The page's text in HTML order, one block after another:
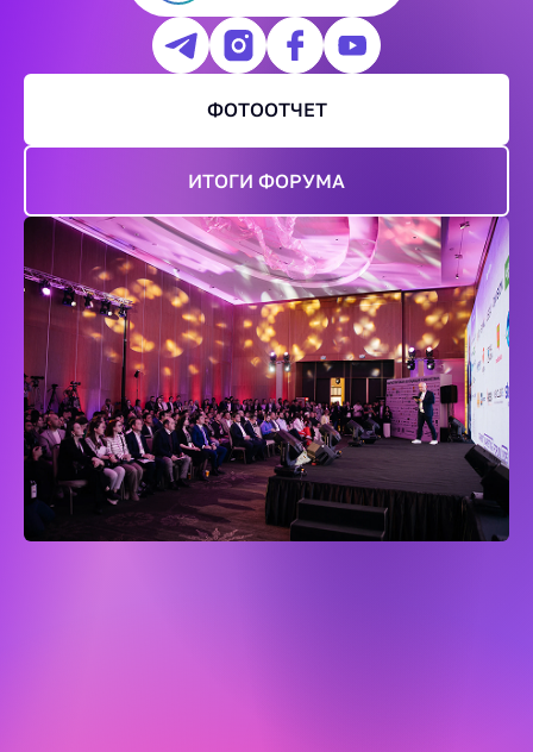
ФОТООТЧЕТ
ИТОГИ ФОРУМА